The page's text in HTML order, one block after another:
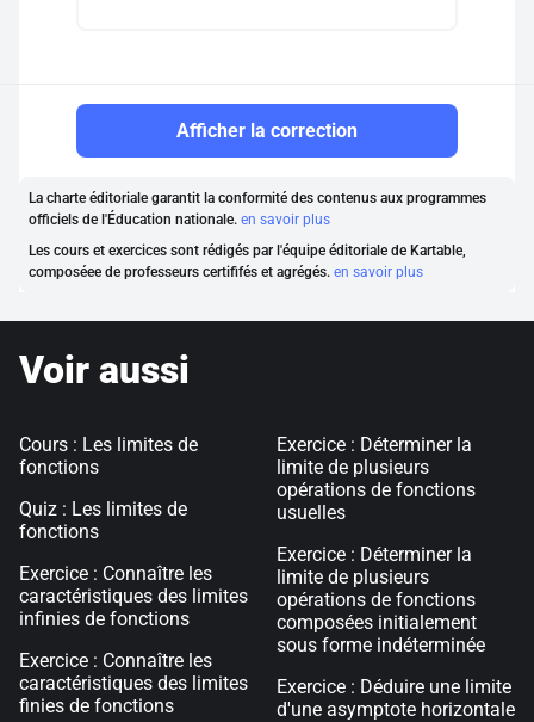
Afficher la correction
La charte éditoriale garantit la conformité des contenus aux programmes
officiels de l'Éducation nationale. en savoir plus
Les cours et exercices sont rédigés par l'équipe éditoriale de Kartable,
composéee de professeurs certififés et agrégés. en savoir plus
Voir aussi
Cours : Les limites de
fonctions
Quiz : Les limites de
fonctions
Exercice : Connaître les
caractéristiques des limites
infinies de fonctions
Exercice : Connaître les
caractéristiques des limites
finies de fonctions
Exercice : Déterminer la
limite de plusieurs
opérations de fonctions
usuelles
Exercice : Déterminer la
limite de plusieurs
opérations de fonctions
composées initialement
sous forme indéterminée
Exercice : Déduire une limite
d'une asymptote horizontale